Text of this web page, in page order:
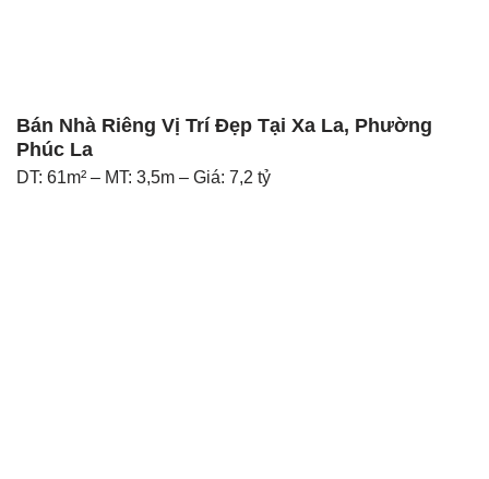
Bán Nhà Riêng Vị Trí Đẹp Tại Xa La, Phường
Phúc La
DT: 61m² – MT: 3,5m – Giá: 7,2 tỷ